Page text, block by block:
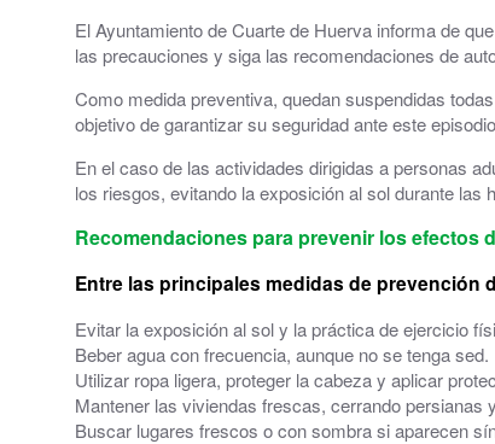
Grupos políticos
Plenos Municipales
Urbanismo
Tablón de anuncios: Ofertas de trabajo y
Trámites y Servicios
Atención al Ciudadano
El Ayuntamiento de Cuarte de Huerva informa de
las precauciones y siga las recomendaciones de
Como medida preventiva, quedan suspendidas
objetivo de garantizar su seguridad ante este
En el caso de las actividades dirigidas a personas
los riesgos, evitando la exposición al sol durante
Recomendaciones para prevenir los efectos
Entre las principales medidas de prevención
Evitar la exposición al sol y la práctica de ejercicio
Beber agua con frecuencia, aunque no se tenga sed.
Utilizar ropa ligera, proteger la cabeza y aplicar
Mantener las viviendas frescas, cerrando persianas
Buscar lugares frescos o con sombra si aparecen